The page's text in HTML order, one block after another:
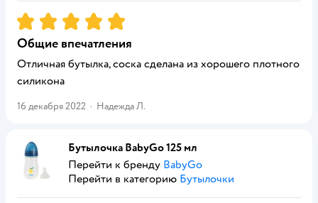
Рейтинг:5
Общие впечатления
Отличная бутылка, соска сделана из хорошего плотного
силикона
16 декабря 2022 · Надежда Л.
Бутылочка BabyGo 125 мл
Перейти к бренду BabyGo
Перейти в категорию Бутылочки